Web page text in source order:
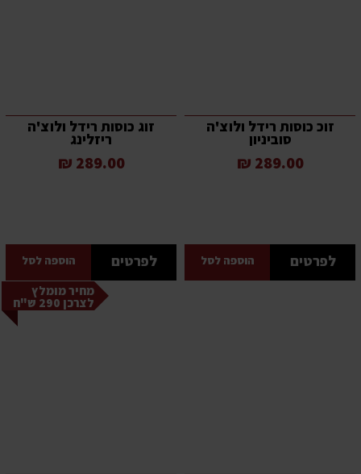
זוכ כוסות רידל ולוצ'ה
סוביניון
289.00 ₪
לפרטים הוספה לסל
זוג כוסות רידל ולוצ'ה
ריזלינג
289.00 ₪
לפרטים הוספה לסל
מחיר מומלץ
לצרכן 290 ש"ח